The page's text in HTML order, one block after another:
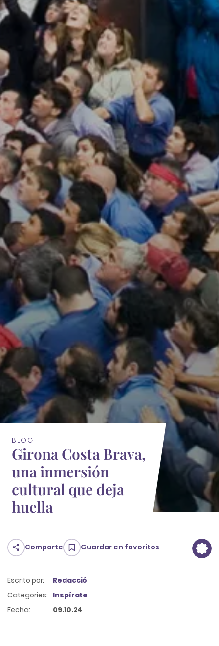
BLOG
Girona Costa Brava,
una inmersión
cultural que deja
huella
Comparte Guardar en favoritos
Escrito por:
Redacció
Categories: Inspírate
Fecha:
09.10.24